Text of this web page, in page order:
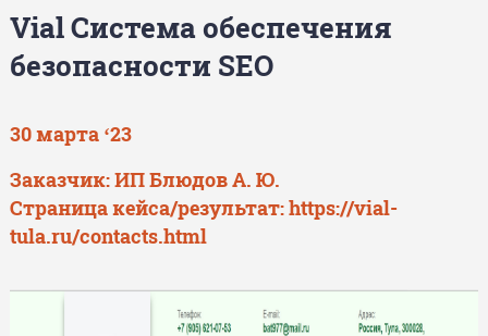
Vial Система обеспечения
безопасности SEO
30 марта ‘23
Заказчик: ИП Блюдов А. Ю.
Страница кейса/результат:https://vial-
tula.ru/contacts.html